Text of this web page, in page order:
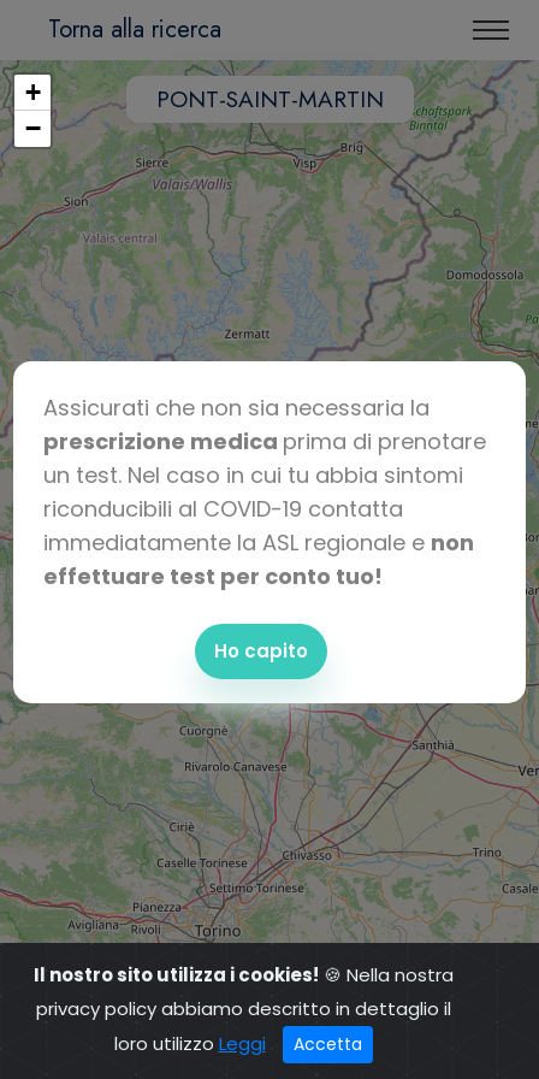
Assicurati che non sia necessaria la
prescrizione medica prima di prenotare
un test. Nel caso in cui tu abbia sintomi
riconducibili al COVID-19 contatta
immediatamente la ASL regionale e non
effettuare test per conto tuo!
Ho capito
Torna alla ricerca
PONT-SAINT-MARTIN
+
−
Il nostro sito utilizza i cookies! 🍪 Nella nostra
privacy policy abbiamo descritto in dettaglio il
loro utilizzo Leggi Accetta